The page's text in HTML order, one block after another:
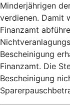
Minderjährigen
verdienen. Damit
Finanzamt
Bescheinigung
Finanzamt. Die
Bescheinigung